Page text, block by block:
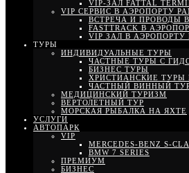
VIP-ЗАЛ FATTAL
VIP СЕРВИС В АЭРОПОРТУ
ВСТРЕЧА И ПРОВОДЫ
FASTTRACK В
VIP ЗАЛ В АЭРОПОРТУ
ТУРЫ
ИНДИВИДУАЛЬНЫЕ ТУРЫ
ЧАСТНЫЕ ТУРЫ С
БИЗНЕС ТУРЫ
ХРИСТИАНСКИЕ ТУРЫ
ЧАСТНЫЙ ВИННЫЙ
МЕДИЦИНСКИЙ ТУРИЗМ
ВЕРТОЛЕТНЫЙ ТУР
МОРСКАЯ РЫБАЛКА НА ЯХТЕ
УСЛУГИ
АВТОПАРК
VIP
MERCEDES-BENZ S-
BMW 7 SERIES
ПРЕМИУМ
БИЗНЕС